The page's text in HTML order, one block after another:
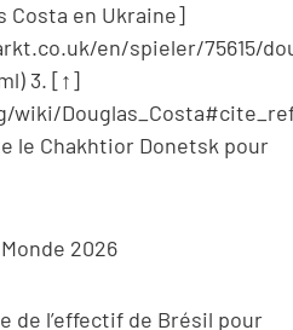
Costa en Ukraine]
en/spieler/75615/
3. [↑]
le Chakhtior Donetsk pour
2026
de l’effectif de Brésil pour